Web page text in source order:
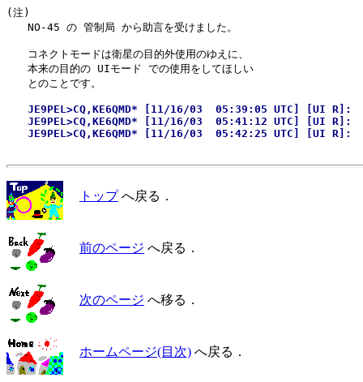
(注)
NO-45 の 管制局 から助言を受けました。
コネクトモードは衛星の目的外使用のゆえに、
本来の目的の UIモード での使用をしてほしい
JE9PEL>CQ,KE6QMD* [11/16/03  05:39:05 UTC] [UI R]:
JE9PEL>CQ,KE6QMD* [11/16/03  05:41:12 UTC] [UI R]:
トップへ戻る．
前のページ へ戻る．
次のページ へ移る．
ホームページ(目次) へ戻る．